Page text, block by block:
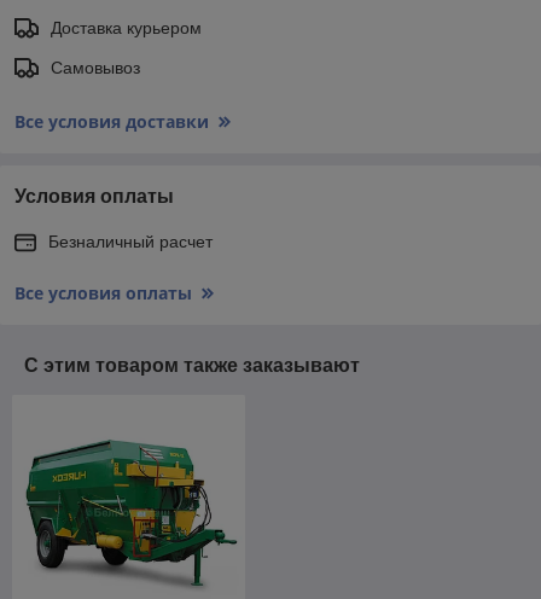
Доставка курьером
Самовывоз
Все условия доставки
Условия оплаты
Безналичный расчет
Все условия оплаты
С этим товаром также заказывают